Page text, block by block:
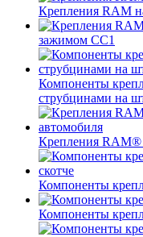
Крепления RAM
зажимом СС1
Компоненты
струбцинами на
Крепления RAM®
Компоненты
Компоненты